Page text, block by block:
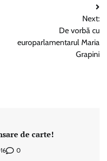
Next:
De vorbă cu
europarlamentarul Maria
Grapini
de carte!
0